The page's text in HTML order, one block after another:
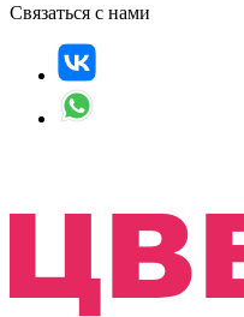
Связаться с нами